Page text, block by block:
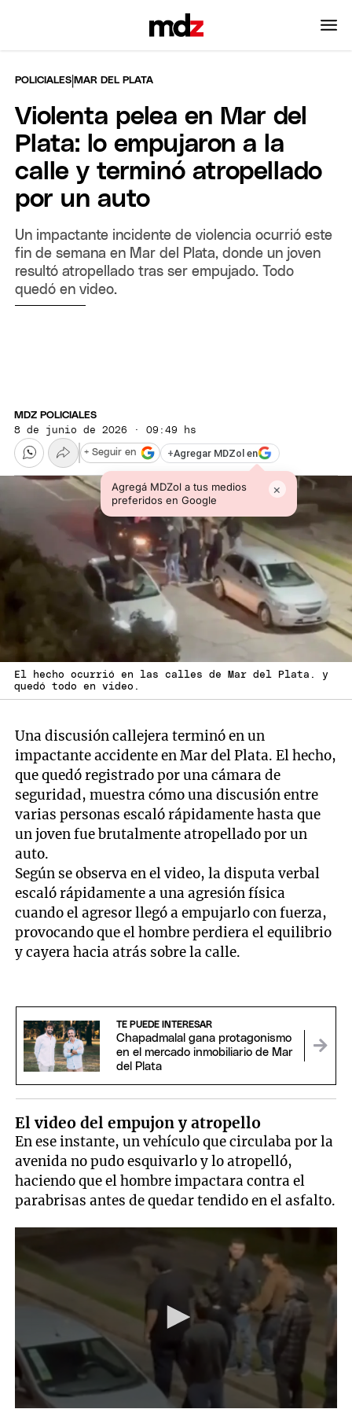
POLICIALES |MAR DEL PLATA
Violenta pelea en Mar del
Plata: lo empujaron a la
calle y terminó atropellado
por un auto
Un impactante incidente de violencia ocurrió este
fin de semana en Mar del Plata, donde un joven
resultó atropellado tras ser empujado. Todo
quedó en video.
MDZ POLICIALES
8 de junio de 2026 · 09:49 hs
+Agregar MDZol en
Agregá MDZol a tus medios
preferidos en Google
×
+ Seguir en
El hecho ocurrió en las calles de Mar del Plata. y
quedó todo en video.
Una discusión callejera terminó en un
impactante accidente en Mar del Plata. El hecho,
que quedó registrado por una cámara de
seguridad, muestra cómo una discusión entre
varias personas escaló rápidamente hasta que
un joven fue brutalmente atropellado por un
auto.
Según se observa en el video, la disputa verbal
escaló rápidamente a una agresión física
cuando el agresor llegó a empujarlo con fuerza,
provocando que el hombre perdiera el equilibrio
y cayera hacia atrás sobre la calle.
TE PUEDE INTERESAR
Chapadmalal gana protagonismo
en el mercado inmobiliario de Mar
del Plata
El video del empujon y atropello
En ese instante, un vehículo que circulaba por la
avenida no pudo esquivarlo y lo atropelló,
haciendo que el hombre impactara contra el
parabrisas antes de quedar tendido en el asfalto.